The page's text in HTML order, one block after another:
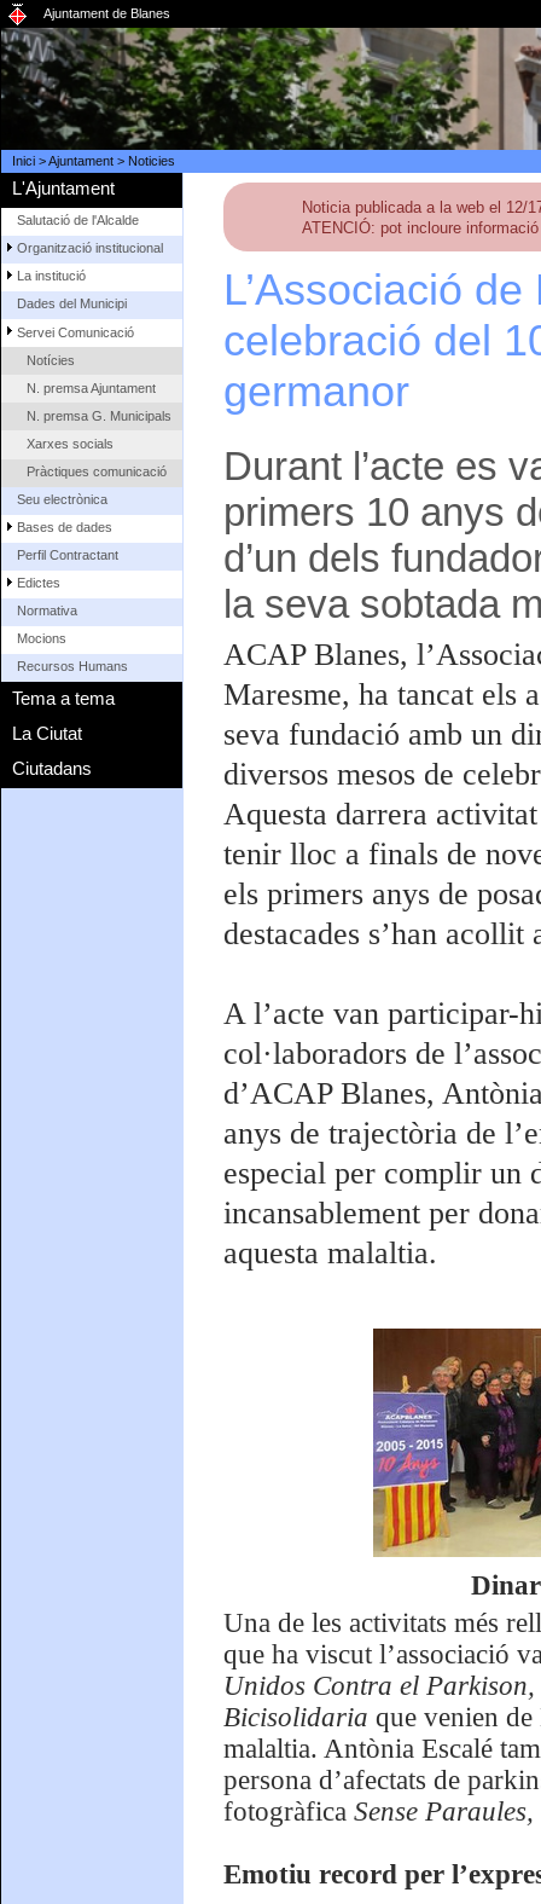
Ajuntament de Blanes
Inici>Ajuntament> Noticies
L'Ajuntament
Salutació de l'Alcalde
Organització institucional
La institució
Dades del Municipi
Servei Comunicació
Notícies
N. premsa Ajuntament
N. premsa G. Municipals
Xarxes socials
Pràctiques comunicació
Seu electrònica
Bases de dades
Perfil Contractant
Edictes
Normativa
Mocions
Recursos Humans
Tema a tema
La Ciutat
Ciutadans
Noticia publicada a la web el 12/
ATENCIÓ: pot incloure
L’Associació
celebració del
germanor
Durant l’acte es
primers 10 anys
d’un dels
la seva sobtada
ACAP Blanes,
Maresme, ha tancat els
seva fundació amb un
diversos mesos de
Aquesta darrera
tenir lloc a finals de
els primers anys de
destacades s’han
A l’acte van participar-
col·laboradors de
d’ACAP Blanes,
anys de trajectòria de
especial per complir un
incansablement per
aquesta malaltia.
Una de les activitats més
que ha viscut l’associació
Unidos Contra el Parkison,
Bicisolidaria que venien
malaltia. Antònia Escalé
persona d’afectats de
fotogràfica Sense Paraules,
Emotiu record per